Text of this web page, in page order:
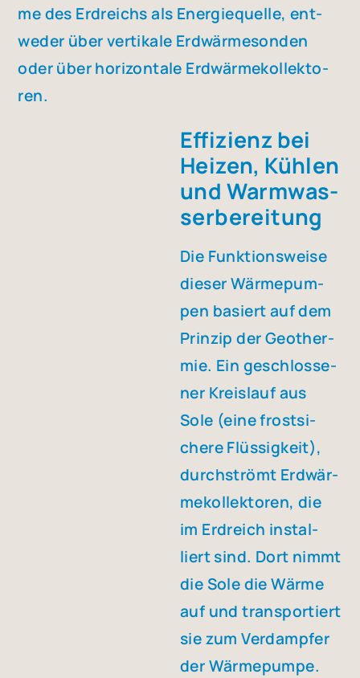
me des Erd­reichs als Ener­gie­quel­le, ent­
we­der über ver­ti­ka­le Erd­wär­me­son­den
oder über hori­zon­ta­le Erd­wär­me­kol­lek­to­
ren.
Effi­zi­enz bei
Hei­zen, Küh­len
und Warm­was­
ser­be­rei­tung
Die Funk­ti­ons­wei­se
die­ser Wär­me­pum­
pen basiert auf dem
Prin­zip der Geo­ther­
mie. Ein geschlos­se­
ner Kreis­lauf aus
Sole (eine frost­si­
che­re Flüs­sig­keit),
durch­strömt Erd­wär­
me­kol­lek­to­ren, die
im Erd­reich instal­
liert sind. Dort nimmt
die Sole die Wär­me
auf und trans­por­tiert
sie zum Ver­damp­fer
der Wär­me­pum­pe.